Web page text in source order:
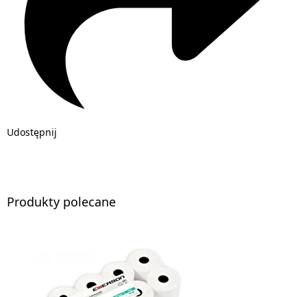
Udostępnij
Produkty polecane